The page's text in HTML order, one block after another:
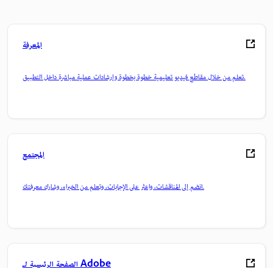
المعرفة
تعلم من خلال مقاطع فيديو تعليمية خطوة بخطوة وإرشادات عملية مباشرة داخل التطبيق.
المجتمع
انضم إلى المناقشات، واعثر على الإجابات، وتعلم من الخبراء، وشارك معرفتك.